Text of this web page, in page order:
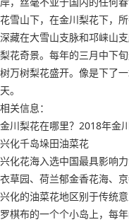
花雪山下，在金川梨花下，所
深藏在大雪山支脉和邛崃山
梨花奇景。每年的三月中下
树万树梨花盛开。像是下了
天。
相关信息：
金川梨花在哪里？2018年金
兴化千岛垛田油菜花
兴化花海入选中国最具影响
衣草园、荷兰郁金香花海、
兴化的油菜花地区别于传统
罗棋布的一个个小岛上，每